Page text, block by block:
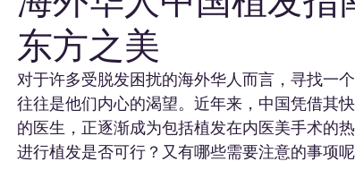
东方之美
对于许多受脱发困扰的海外华人而言，寻找一
往往是他们内心的渴望。近年来，中国凭借其
的医生，正逐渐成为包括植发在内医美手术的
进行植发是否可行？又有哪些需要注意的事项呢